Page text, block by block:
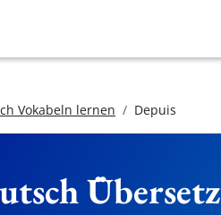
Vokabeln lernen Depuis